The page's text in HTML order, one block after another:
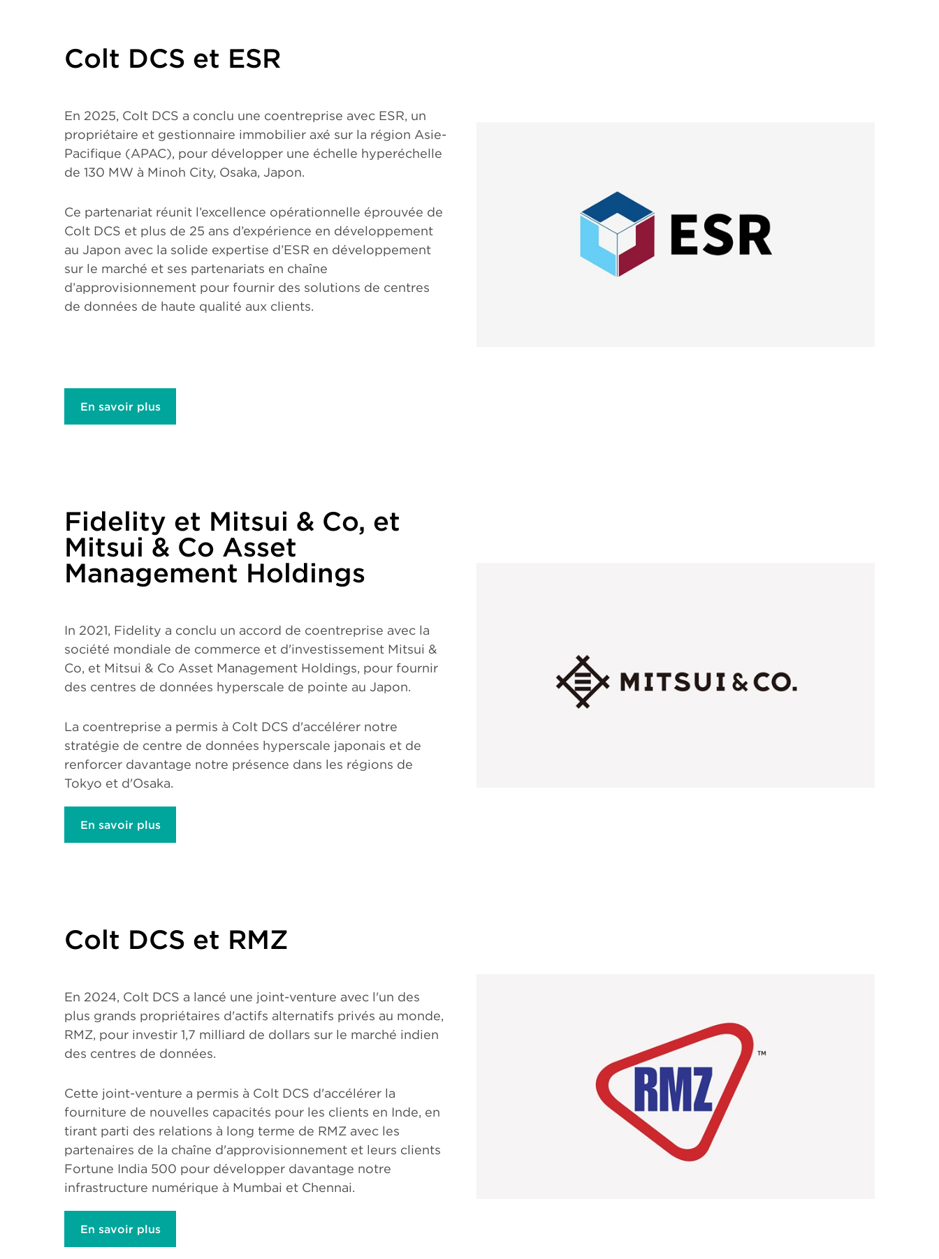
Colt DCS et ESR
En 2025, Colt DCS a conclu une coentreprise avec ESR, un
propriétaire et gestionnaire immobilier axé sur la région Asie-
Pacifique (APAC), pour développer une échelle hyperéchelle
de 130 MW à Minoh City, Osaka, Japon.
Ce partenariat réunit l’excellence opérationnelle éprouvée de
Colt DCS et plus de 25 ans d’expérience en développement
au Japon avec la solide expertise d’ESR en développement
sur le marché et ses partenariats en chaîne
d’approvisionnement pour fournir des solutions de centres
de données de haute qualité aux clients.
En savoir plus
Fidelity et Mitsui & Co, et
Mitsui & Co Asset
Management Holdings
In 2021, Fidelity a conclu un accord de coentreprise avec la
société mondiale de commerce et d'investissement Mitsui &
Co, et Mitsui & Co Asset Management Holdings, pour fournir
des centres de données hyperscale de pointe au Japon.
La coentreprise a permis à Colt DCS d'accélérer notre
stratégie de centre de données hyperscale japonais et de
renforcer davantage notre présence dans les régions de
Tokyo et d'Osaka.
En savoir plus
Colt DCS et RMZ
En 2024, Colt DCS a lancé une joint-venture avec l'un des
plus grands propriétaires d'actifs alternatifs privés au monde,
RMZ, pour investir 1,7 milliard de dollars sur le marché indien
des centres de données.
Cette joint-venture a permis à Colt DCS d'accélérer la
fourniture de nouvelles capacités pour les clients en Inde, en
tirant parti des relations à long terme de RMZ avec les
partenaires de la chaîne d'approvisionnement et leurs clients
Fortune India 500 pour développer davantage notre
infrastructure numérique à Mumbai et Chennai.
En savoir plus